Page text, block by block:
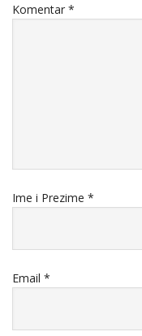
Komentar *
Ime i Prezime *
Email *